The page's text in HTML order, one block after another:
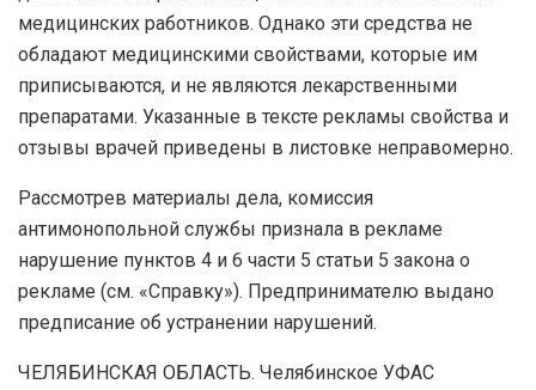
медицинских работников. Однако эти средства не
обладают медицинскими свойствами, которые им
приписываются, и не являются лекарственными
препаратами. Указанные в тексте рекламы свойства и
отзывы врачей приведены в листовке неправомерно.
Рассмотрев материалы дела, комиссия
антимонопольной службы признала в рекламе
нарушение пунктов 4 и 6 части 5 статьи 5 закона о
рекламе (см. «Справку»). Предпринимателю выдано
предписание об устранении нарушений.
ЧЕЛЯБИНСКАЯ ОБЛАСТЬ. Челябинское УФАС